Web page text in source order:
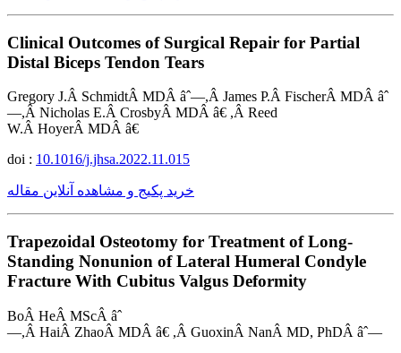
Clinical Outcomes of Surgical Repair for Partial
Distal Biceps Tendon Tears
Gregory J.Â SchmidtÂ MDÂ âˆ—,Â James P.Â FischerÂ MDÂ âˆ
—,Â Nicholas E.Â CrosbyÂ MDÂ â€ ,Â Reed
W.Â HoyerÂ MDÂ â€
doi : 10.1016/j.jhsa.2022.11.015
خرید پکیج و مشاهده آنلاین مقاله
Trapezoidal Osteotomy for Treatment of Long-
Standing Nonunion of Lateral Humeral Condyle
Fracture With Cubitus Valgus Deformity
BoÂ HeÂ MScÂ âˆ
—,Â HaiÂ ZhaoÂ MDÂ â€ ,Â GuoxinÂ NanÂ MD, PhDÂ âˆ—